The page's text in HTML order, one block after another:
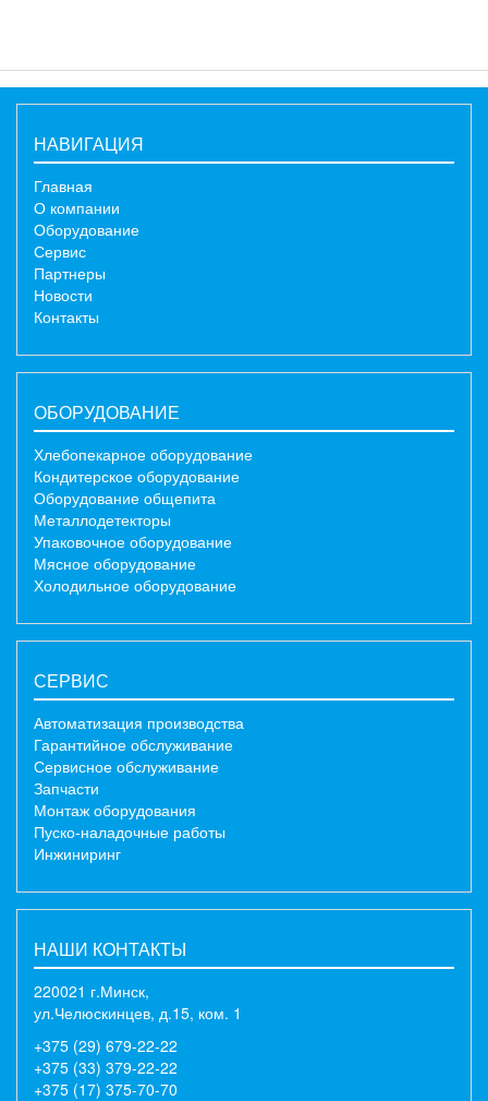
НАВИГАЦИЯ
Главная
О компании
Оборудование
Сервис
Партнеры
Новости
Контакты
ОБОРУДОВАНИЕ
Хлебопекарное оборудование
Кондитерское оборудование
Оборудование общепита
Металлодетекторы
Упаковочное оборудование
Мясное оборудование
Холодильное оборудование
СЕРВИС
Автоматизация производства
Гарантийное обслуживание
Сервисное обслуживание
Запчасти
Монтаж оборудования
Пуско-наладочные работы
Инжиниринг
НАШИ КОНТАКТЫ
220021 г.Минск,
ул.Челюскинцев, д.15, ком. 1
+375 (29) 679-22-22
+375 (33) 379-22-22
+375 (17) 375-70-70